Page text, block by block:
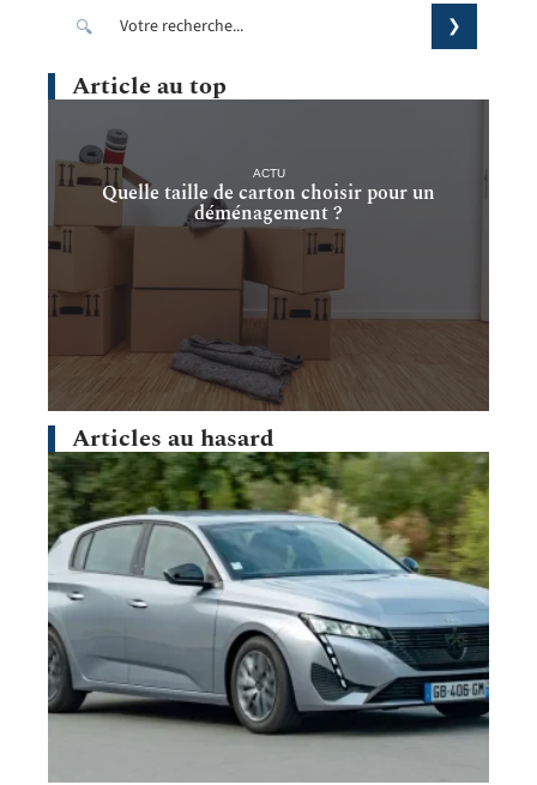
Article au top
ACTU
Quelle taille de carton choisir pour un
déménagement ?
Articles au hasard